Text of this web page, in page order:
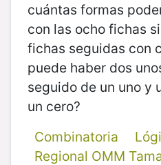
cuántas formas
con las ocho fichas
fichas seguidas con
puede haber dos
seguido de un uno y
un cero?
Combinatoria
Regional OMM